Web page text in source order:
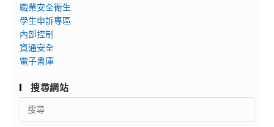
職業安全衛生
學生申訴專區
內部控制
資通安全
電子書庫
搜尋網站
Search
for: